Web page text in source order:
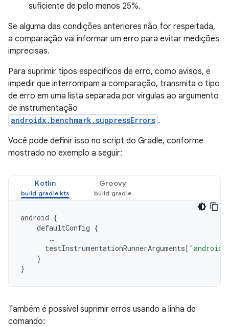
suficiente de pelo menos 25%.
Se alguma das condições anteriores não for respeitada,
a comparação vai informar um erro para evitar medições
imprecisas.
Para suprimir tipos específicos de erro, como avisos, e
impedir que interrompam a comparação, transmita o tipo
de erro em uma lista separada por vírgulas ao argumento
de instrumentação
androidx.benchmark.suppressErrors .
Você pode definir isso no script do Gradle, conforme
mostrado no exemplo a seguir:
Kotlin Groovy
android {
defaultConfig {
…
testInstrumentationRunnerArguments [
}
}
Também é possível suprimir erros usando a linha de
comando: